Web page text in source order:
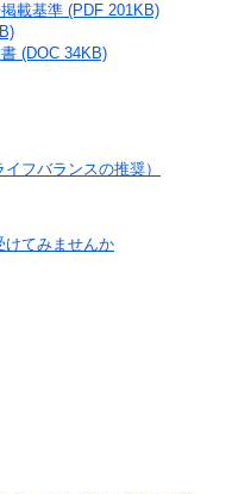
載基準 (PDF 201KB)
(DOC 34KB)
フバランスの推奨）
けてみませんか